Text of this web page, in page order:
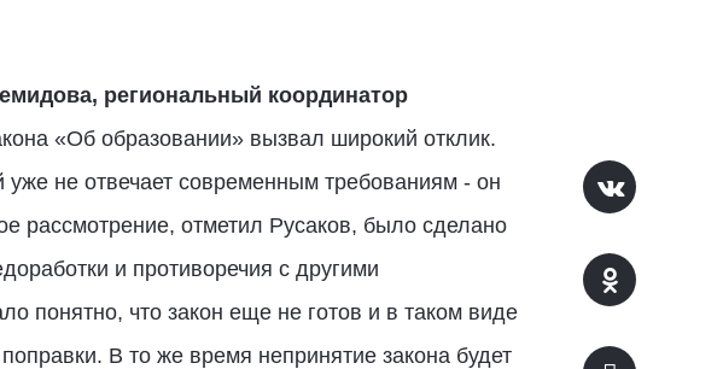
региональный координатор
«Об образовании» вызвал широкий отклик.
не отвечает современным требованиям - он
рассмотрение, отметил Русаков, было сделано
и противоречия с другими
понятно, что закон еще не готов и в таком виде
В то же время непринятие закона будет